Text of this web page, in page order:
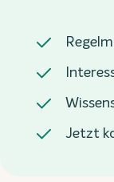
Jetzt